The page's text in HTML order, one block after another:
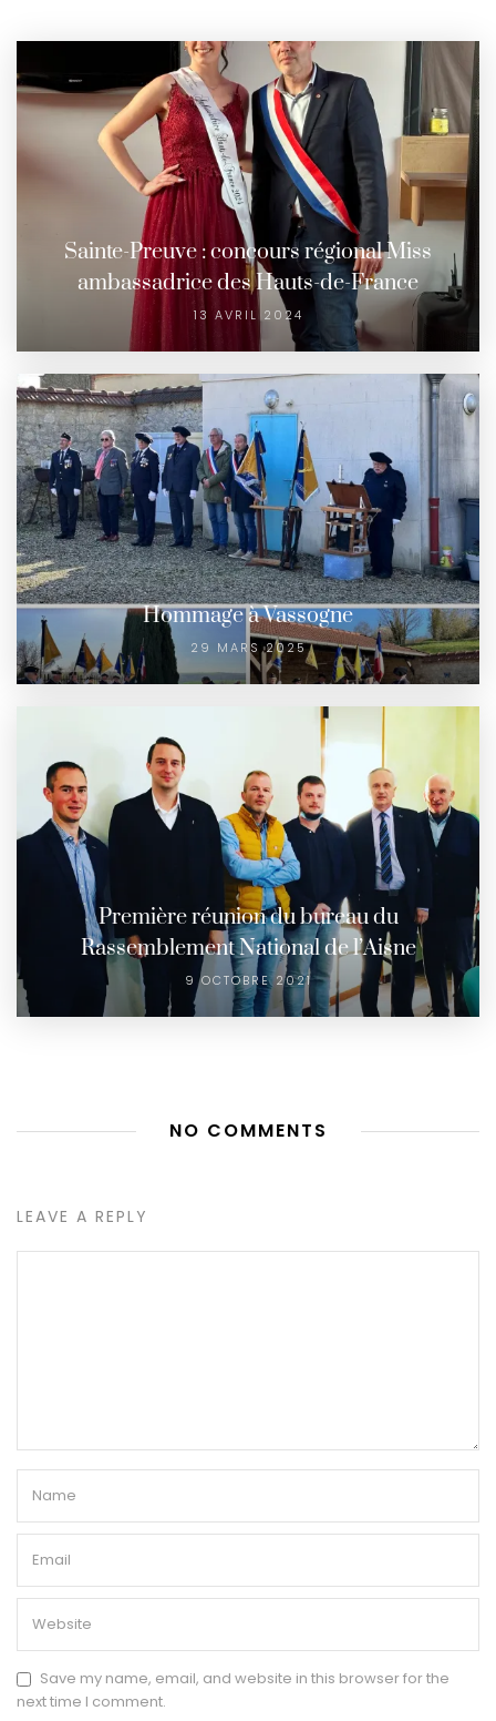
Sainte-Preuve : concours régional Miss
ambassadrice des Hauts-de-France
13 AVRIL 2024
Hommage à Vassogne
29 MARS 2025
Première réunion du bureau du
Rassemblement National de l’Aisne
9 OCTOBRE 2021
NO COMMENTS
LEAVE A REPLY
Save my name, email, and website in this browser for the
next time I comment.